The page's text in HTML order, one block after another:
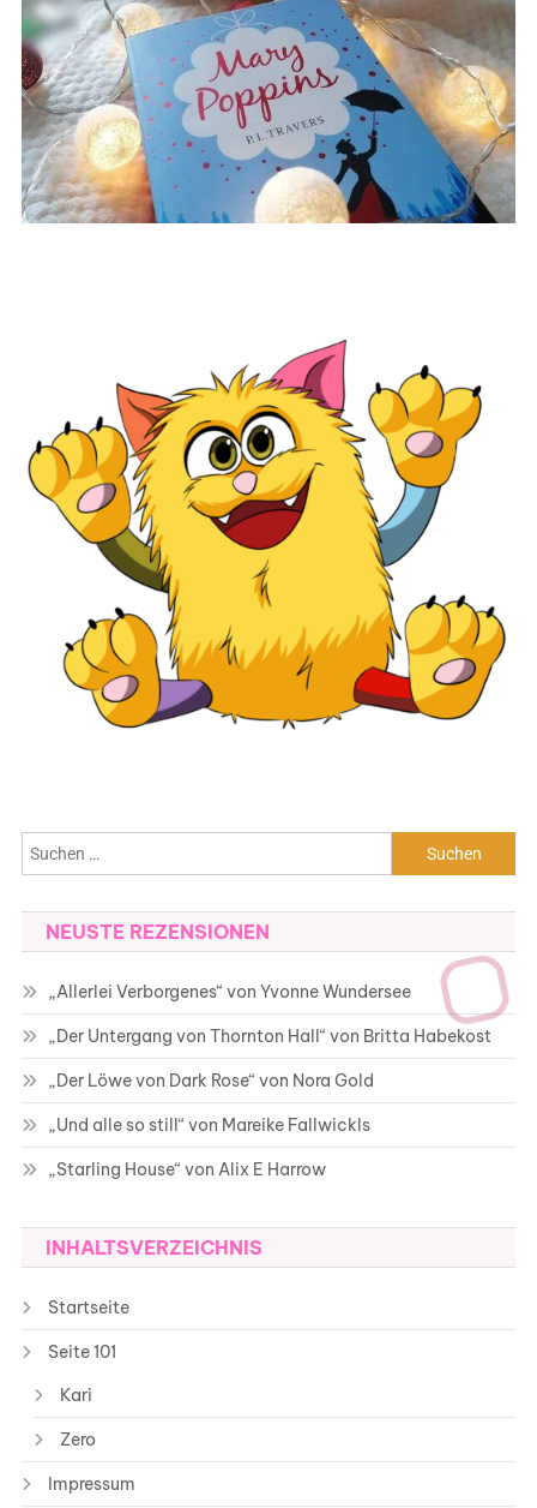
Suchen
nach:
NEUSTE REZENSIONEN
„Allerlei Verborgenes“ von Yvonne Wundersee
„Der Untergang von Thornton Hall“ von Britta Habekost
„Der Löwe von Dark Rose“ von Nora Gold
„Und alle so still“ von Mareike Fallwickls
„Starling House“ von Alix E Harrow
INHALTSVERZEICHNIS
Startseite
Seite 101
Kari
Zero
Impressum